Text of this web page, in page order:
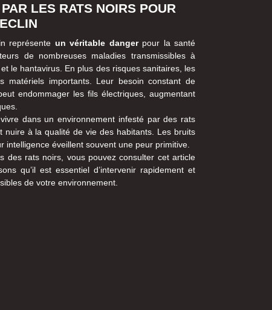
LES RATS NOIRS POUR
représente un véritable dangerpour la santé
de nombreuses maladies transmissibles à
le hantavirus. En plus des risques sanitaires, les
matériels importants. Leur besoin constant de
endommager les fils électriques, augmentant
dans un environnement infesté par des rats
nuire à la qualité de vie des habitants. Les bruits
intelligence éveillent souvent une peur primitive.
des rats noirs, vous pouvez consulter cet article
qu’il est essentiel d’intervenir rapidement et
de votre environnement.